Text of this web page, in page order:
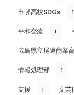
市邨高校SDGs 1
平和交流 1
広島県立尾道商業
情報処理部 1
支援 1 文芸